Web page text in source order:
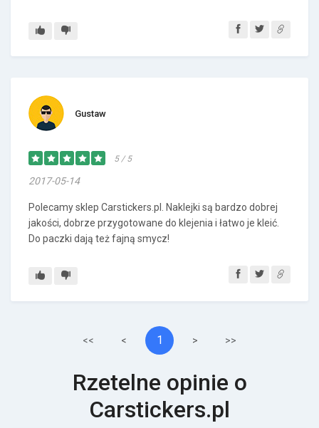
Gustaw
5 / 5
2017-05-14
Polecamy sklep Carstickers.pl. Naklejki są bardzo dobrej
jakości, dobrze przygotowane do klejenia i łatwo je kleić.
Do paczki dają też fajną smycz!
<< < 1 > >>
Rzetelne opinie o
Carstickers.pl